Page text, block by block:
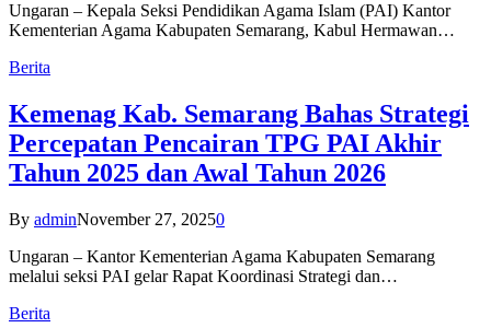
Ungaran – Kepala Seksi Pendidikan Agama Islam (PAI) Kantor
Kementerian Agama Kabupaten Semarang, Kabul Hermawan…
Berita
Kemenag Kab. Semarang Bahas Strategi
Percepatan Pencairan TPG PAI Akhir
Tahun 2025 dan Awal Tahun 2026
By adminNovember 27, 20250
Ungaran – Kantor Kementerian Agama Kabupaten Semarang
melalui seksi PAI gelar Rapat Koordinasi Strategi dan…
Berita